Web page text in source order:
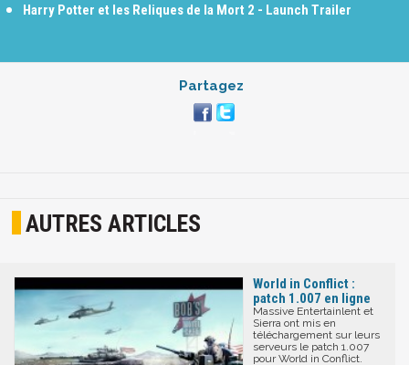
Harry Potter et les Reliques de la Mort 2 - Launch Trailer
Partagez
AUTRES ARTICLES
World in Conflict :
patch 1.007 en ligne
Massive Entertainlent et
Sierra ont mis en
téléchargement sur leurs
serveurs le patch 1.007
pour World in Conflict.